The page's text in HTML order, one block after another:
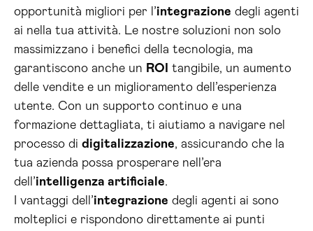
opportunità migliori per l’integrazione degli agenti
ai nella tua attività. Le nostre soluzioni non solo
massimizzano i benefici della tecnologia, ma
garantiscono anche un ROI
tangibile, un aumento
delle vendite e un miglioramento dell’esperienza
utente. Con un supporto continuo e una
formazione dettagliata, ti aiutiamo a navigare nel
processo di digitalizzazione, assicurando che la
tua azienda possa prosperare nell’era
dell’intelligenza artificiale.
I vantaggi dell’integrazione degli agenti ai sono
molteplici e rispondono direttamente ai punti